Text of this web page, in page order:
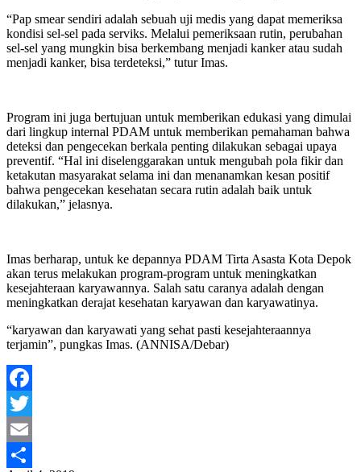
“Pap smear sendiri adalah sebuah uji medis yang dapat memeriksa
kondisi sel-sel pada serviks. Melalui pemeriksaan rutin, perubahan
sel-sel yang mungkin bisa berkembang menjadi kanker atau sudah
menjadi kanker, bisa terdeteksi,” tutur Imas.
Program ini juga bertujuan untuk memberikan edukasi yang dimulai
dari lingkup internal PDAM untuk memberikan pemahaman bahwa
deteksi dan pengecekan berkala penting dilakukan sebagai upaya
preventif. “Hal ini diselenggarakan untuk mengubah pola fikir dan
ketakutan masyarakat selama ini dan menanamkan kesan positif
bahwa pengecekan kesehatan secara rutin adalah baik untuk
dilakukan,” jelasnya.
Imas berharap, untuk ke depannya PDAM Tirta Asasta Kota Depok
akan terus melakukan program-program untuk meningkatkan
kesejahteraan karyawannya. Salah satu caranya adalah dengan
meningkatkan derajat kesehatan karyawan dan karyawatinya.
“karyawan dan karyawati yang sehat pasti kesejahteraannya
terjamin”, pungkas Imas. (ANNISA/Debar)
Facebook
Twitter
Email